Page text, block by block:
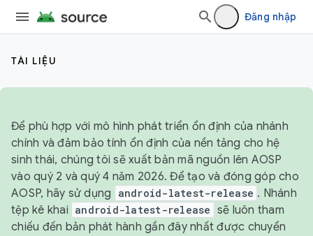
Đăng nhập
TÀI LIỆU
Để phù hợp với mô hình phát triển ổn định của nhánh
chính và đảm bảo tính ổn định của nền tảng cho hệ
sinh thái, chúng tôi sẽ xuất bản mã nguồn lên AOSP
vào quý 2 và quý 4 năm 2026. Để tạo và đóng góp cho
AOSP, hãy sử dụng
android-latest-release . Nhánh
tệp kê khai android-latest-release sẽ luôn tham
chiếu đến bản phát hành gần đây nhất được chuyển